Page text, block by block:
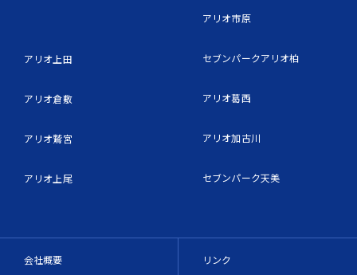
アリオ上田
アリオ倉敷
アリオ鷲宮
アリオ上尾
アリオ市原
セブンパークアリオ柏
アリオ葛西
アリオ加古川
セブンパーク天美
会社概要 リンク